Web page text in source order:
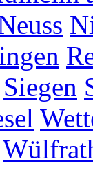
Siegen